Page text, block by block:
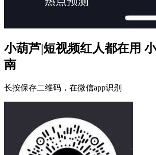
小葫芦|短视频红人都在用
南
长按保存二维码，在微信app识别